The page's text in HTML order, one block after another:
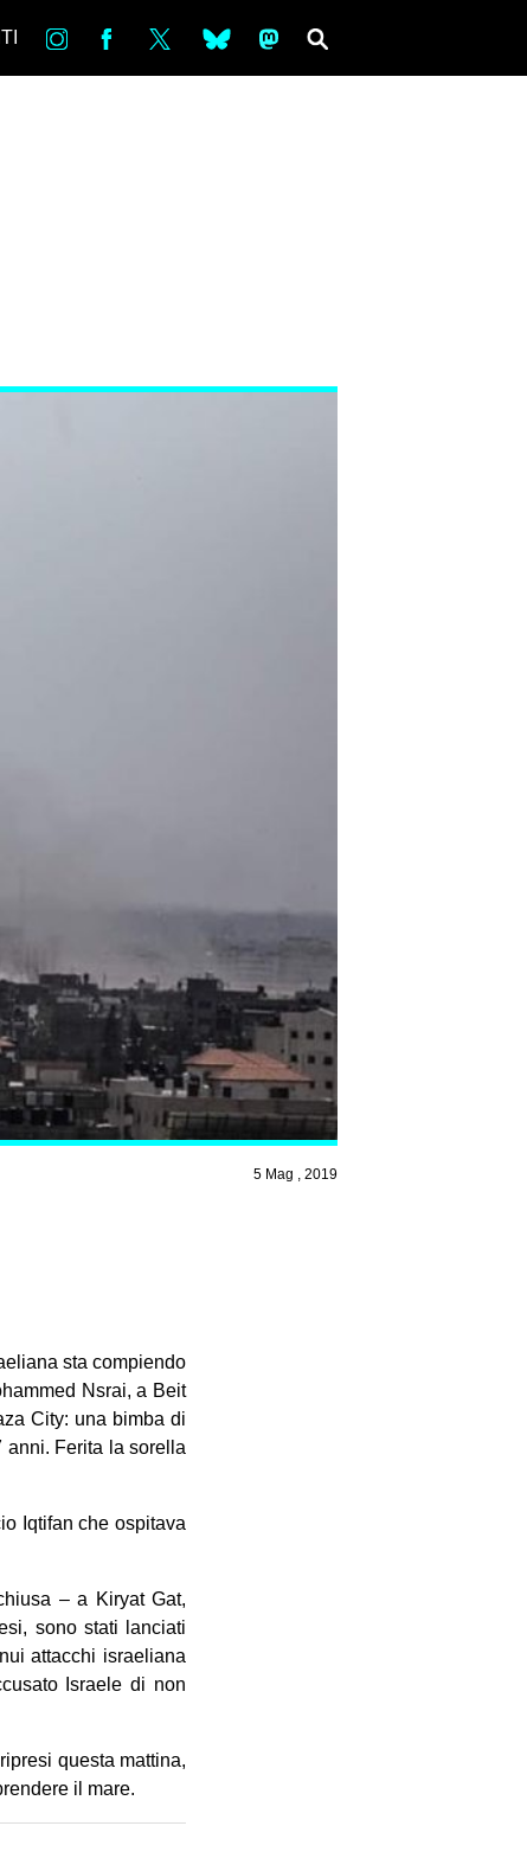
in bsky ms
5 Mag , 2019
sta compiendo
Nsrai, a Beit
City: una bimba di
anni. Ferita la sorella
Iqtifan che ospitava
– a Kiryat Gat,
sono stati lanciati
attacchi israeliana
Israele di non
questa mattina,
il mare.